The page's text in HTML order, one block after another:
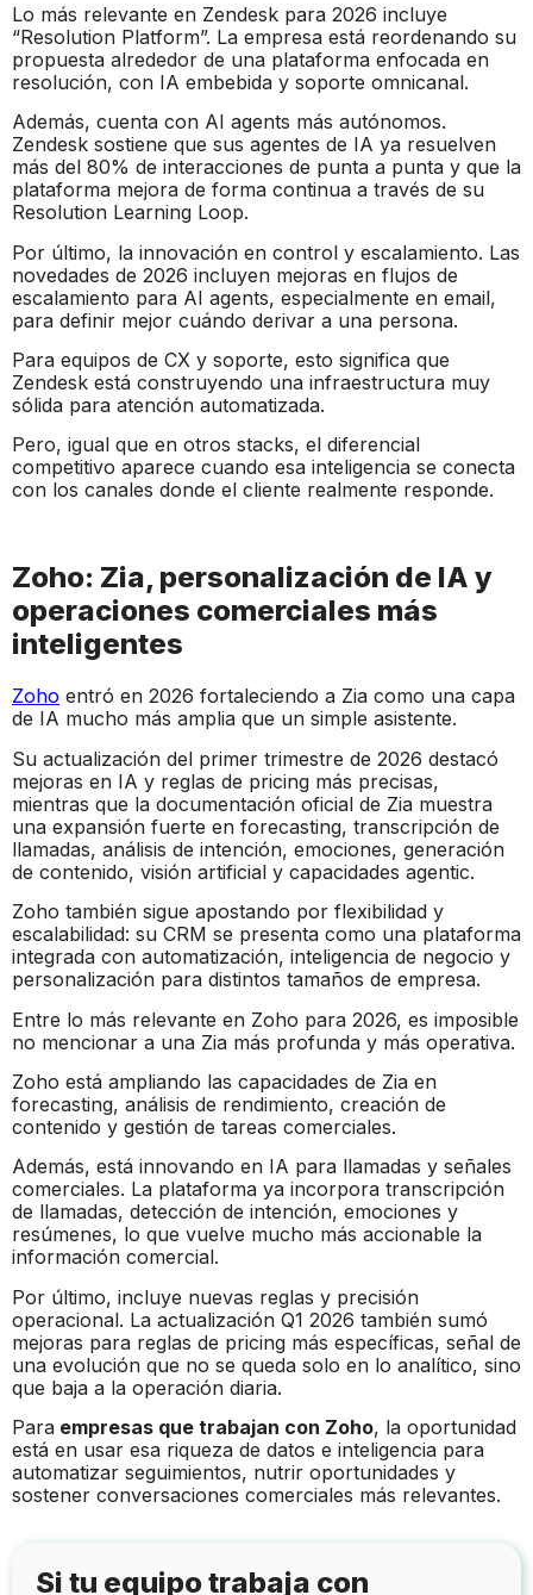
Lo más relevante en Zendesk para 2026 incluye
“Resolution Platform”. La empresa está reordenando su
propuesta alrededor de una plataforma enfocada en
resolución, con IA embebida y soporte omnicanal.
Además, cuenta con AI agents más autónomos.
Zendesk sostiene que sus agentes de IA ya resuelven
más del 80% de interacciones de punta a punta y que la
plataforma mejora de forma continua a través de su
Resolution Learning Loop.
Por último, la innovación en control y escalamiento. Las
novedades de 2026 incluyen mejoras en flujos de
escalamiento para AI agents, especialmente en email,
para definir mejor cuándo derivar a una persona.
Para equipos de CX y soporte, esto significa que
Zendesk está construyendo una infraestructura muy
sólida para atención automatizada.
Pero, igual que en otros stacks, el diferencial
competitivo aparece cuando esa inteligencia se conecta
con los canales donde el cliente realmente responde.
Zoho: Zia, personalización de IA y
operaciones comerciales más
inteligentes
Zoho entró en 2026 fortaleciendo a Zia como una capa
de IA mucho más amplia que un simple asistente.
Su actualización del primer trimestre de 2026 destacó
mejoras en IA y reglas de pricing más precisas,
mientras que la documentación oficial de Zia muestra
una expansión fuerte en forecasting, transcripción de
llamadas, análisis de intención, emociones, generación
de contenido, visión artificial y capacidades agentic.
Zoho también sigue apostando por flexibilidad y
escalabilidad: su CRM se presenta como una plataforma
integrada con automatización, inteligencia de negocio y
personalización para distintos tamaños de empresa.
Entre lo más relevante en Zoho para 2026, es imposible
no mencionar a una Zia más profunda y más operativa.
Zoho está ampliando las capacidades de Zia en
forecasting, análisis de rendimiento, creación de
contenido y gestión de tareas comerciales.
Además, está innovando en IA para llamadas y señales
comerciales. La plataforma ya incorpora transcripción
de llamadas, detección de intención, emociones y
resúmenes, lo que vuelve mucho más accionable la
información comercial.
Por último, incluye nuevas reglas y precisión
operacional. La actualización Q1 2026 también sumó
mejoras para reglas de pricing más específicas, señal de
una evolución que no se queda solo en lo analítico, sino
que baja a la operación diaria.
Para empresas que trabajan con Zoho, la oportunidad
está en usar esa riqueza de datos e inteligencia para
automatizar seguimientos, nutrir oportunidades y
sostener conversaciones comerciales más relevantes.
Si tu equipo trabaja con